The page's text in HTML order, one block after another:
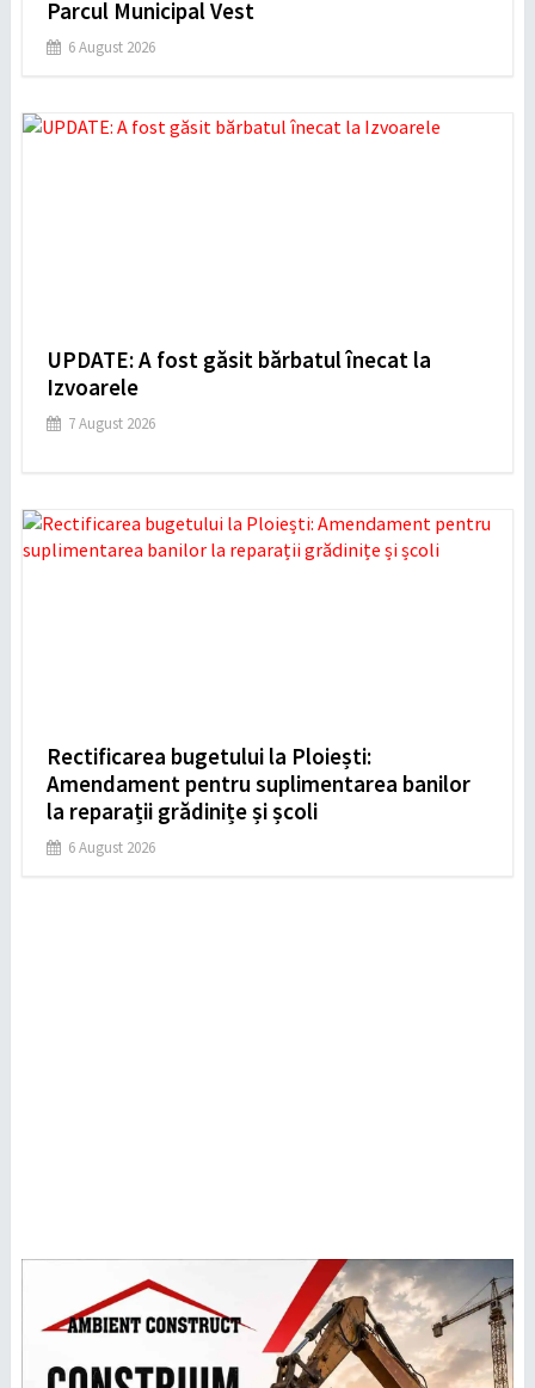
Parcul Municipal Vest
6 August 2026
UPDATE: A fost găsit bărbatul înecat la
Izvoarele
7 August 2026
Rectificarea bugetului la Ploiești:
Amendament pentru suplimentarea banilor
la reparații grădinițe și școli
6 August 2026